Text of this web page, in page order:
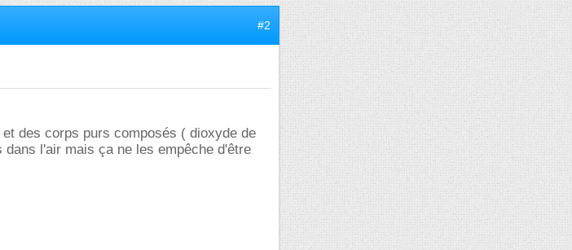
#2
des corps purs composés ( dioxyde de
l'air mais ça ne les empêche d'être